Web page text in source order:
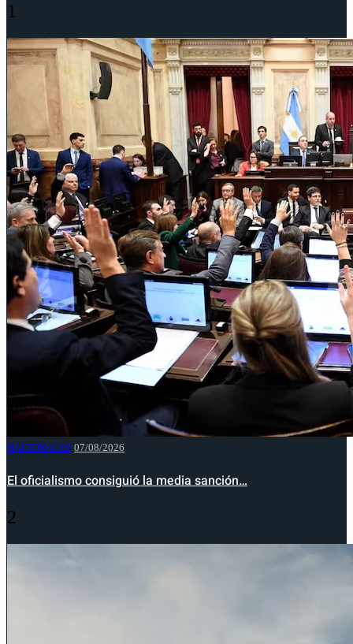
1
NACIONALES 07/08/2026
El oficialismo consiguió la media sanción…
2